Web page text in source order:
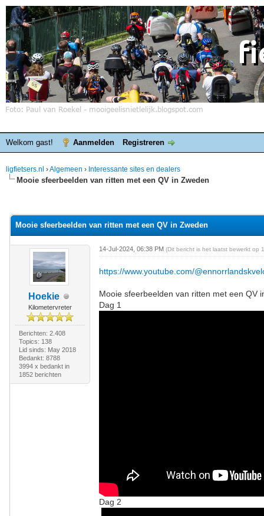
Welkom gast! Aanmelden Registreren
ligfietsers.nl ›Algemeen › Interessante sites en dealers
Mooie sfeerbeelden van ritten met een QV in Zweden
Mooie sfeerbeelden van ritten met een QV in Zweden
Hoekie
Kilometervreter
Berichten: 2.408
Topics: 138
Lid sinds: May 2018
Bedankt: 8788
3994 x bedankt in
1852 berichten
14-Jul-2024, 06:38 PM(Dit bericht is het laatst bewerkt op
https://www.youtube.com/
Mooie sfeerbeelden van ritten met een QV
Dag 1
Dag 2